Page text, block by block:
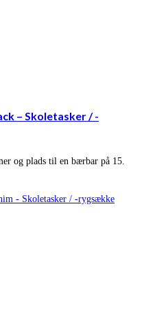
– Skoletasker / -
og plads til en bærbar på 15.